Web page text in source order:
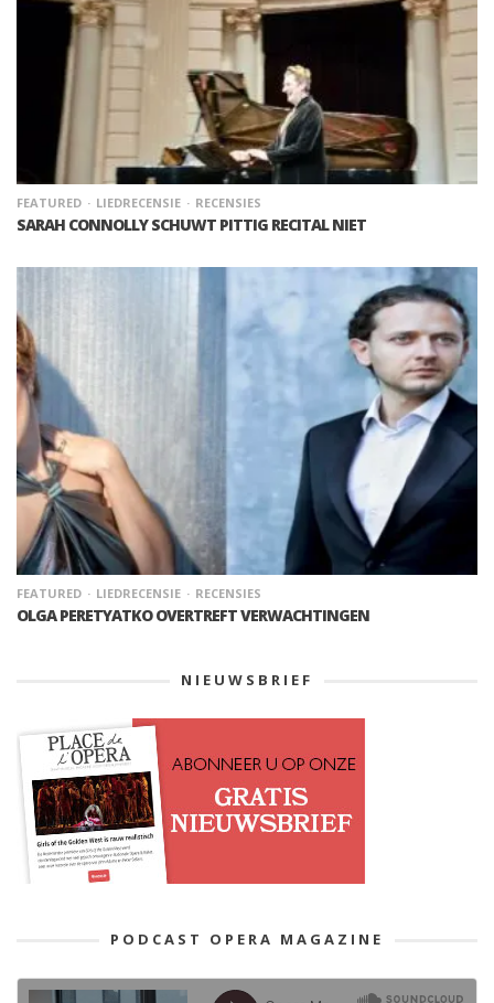
FEATURED LIEDRECENSIE RECENSIES
SARAH CONNOLLY SCHUWT PITTIG RECITAL NIET
FEATURED LIEDRECENSIE RECENSIES
OLGA PERETYATKO OVERTREFT VERWACHTINGEN
NIEUWSBRIEF
PODCAST OPERA MAGAZINE